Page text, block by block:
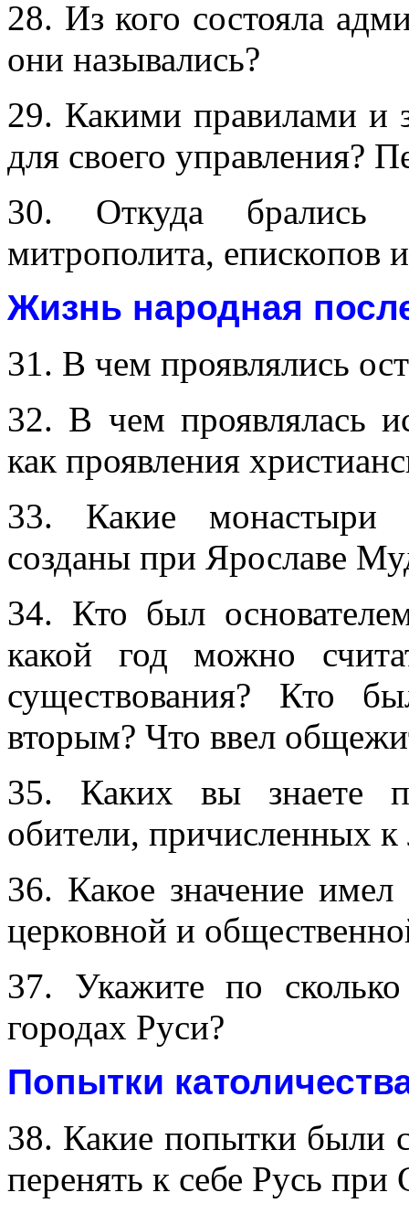
28. Из кого состояла
они назывались?
29. Какими правилами и
для своего управления?
30. Откуда брались
митрополита, епископов
Жизнь народная
31. В чем проявлялись
32. В чем проявлялась
как проявления
33. Какие монастыри
созданы при Ярославе
34. Кто был
какой год можно
существования? Кто
вторым? Что ввел
35. Каких вы знаете
обители, причисленных к
36. Какое значение
церковной и
37. Укажите по
городах Руси?
Попытки
38. Какие попытки были
перенять к себе Русь